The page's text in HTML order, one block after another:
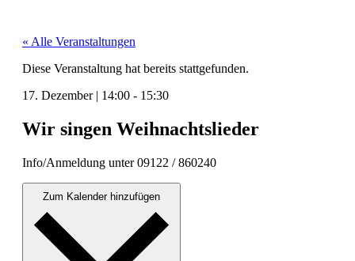
« Alle Veranstaltungen
Diese Veranstaltung hat bereits stattgefunden.
17. Dezember | 14:00 - 15:30
Wir singen Weihnachtslieder
Info/Anmeldung unter 09122 / 860240